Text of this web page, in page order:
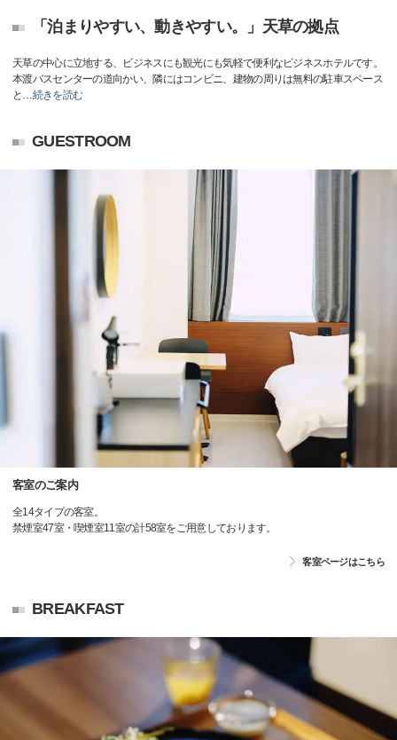
「泊まりやすい、動きやすい。」天草の拠点
天草の中心に立地する、ビジネスにも観光にも気軽で便利なビジネスホテルです。
本渡バスセンターの道向かい、隣にはコンビニ、建物の周りは無料の駐車スペース
と …続きを読む
GUESTROOM
客室のご案内
全14タイプの客室。
禁煙室47室・喫煙室11室の計58室をご用意しております。
客室ページはこちら
BREAKFAST